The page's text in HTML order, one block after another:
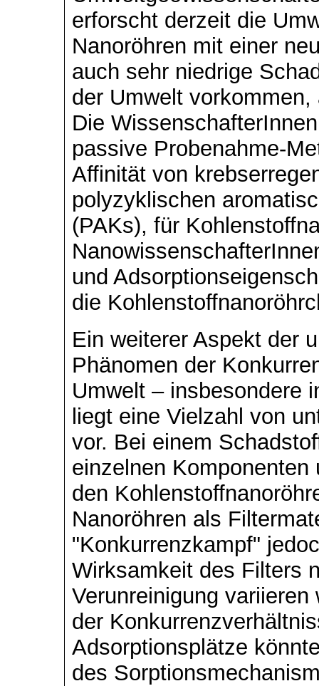
erforscht derzeit die
Nanoröhren mit einer
auch sehr niedrige
der Umwelt
Die
passive Probenahme-
Affinität von
polyzyklischen
(PAKs), für
und
die
Ein weiterer Aspekt der
Phänomen der
Umwelt – insbesondere
liegt eine Vielzahl von
vor. Bei einem
einzelnen
den
Nanoröhren als
"Konkurrenzkampf"
Wirksamkeit des Filters
Verunreinigung
der
Adsorptionsplätze
des